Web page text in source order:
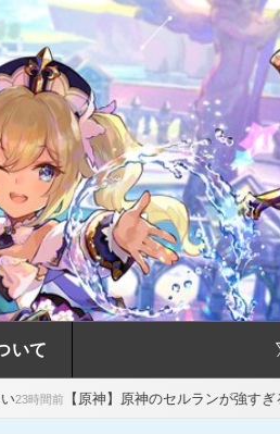
いて
神のセルランが強すぎる…スタレの売上前